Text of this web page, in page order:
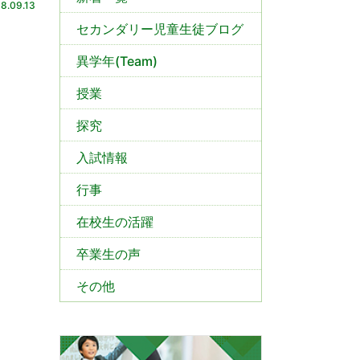
セカンダリー児童生徒ブログ
異学年(Team)
授業
探究
入試情報
行事
在校生の活躍
卒業生の声
その他